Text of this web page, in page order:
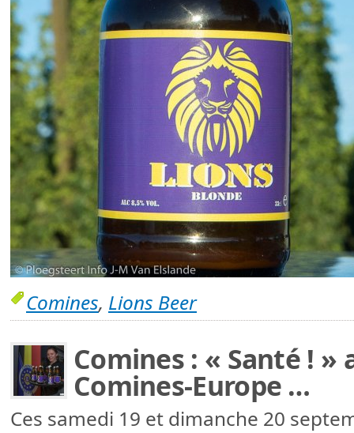
Comines, Lions Beer
Comines : « Santé ! »
Comines-Europe …
Ces samedi 19 et dimanche 20